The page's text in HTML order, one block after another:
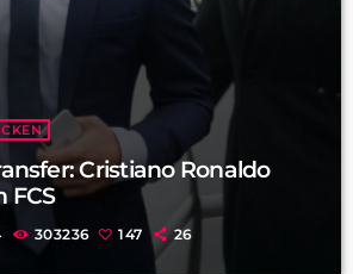
Cristiano Ronaldo
FCS
303236 147 26